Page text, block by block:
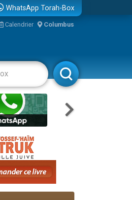
WhatsApp Torah-Box
Calendrier Columbus
Rabbanim